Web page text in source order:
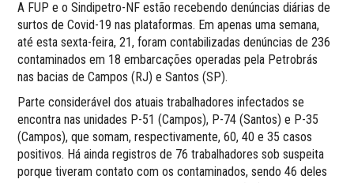
A FUP e o Sindipetro-NF estão recebendo denúncias diárias de
surtos de Covid-19 nas plataformas. Em apenas uma semana,
até esta sexta-feira, 21, foram contabilizadas denúncias de 236
contaminados em 18 embarcações operadas pela Petrobrás
nas bacias de Campos (RJ) e Santos (SP).
Parte considerável dos atuais trabalhadores infectados se
encontra nas unidades P-51 (Campos), P-74 (Santos) e P-35
(Campos), que somam, respectivamente, 60, 40 e 35 casos
positivos. Há ainda registros de 76 trabalhadores sob suspeita
porque tiveram contato com os contaminados, sendo 46 deles